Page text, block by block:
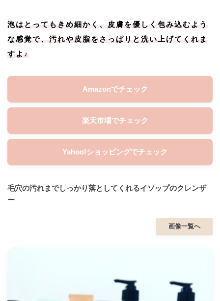
泡はとってもきめ細かく、皮膚を優しく包み込むよう
な感覚で、汚れや皮脂をさっぱりと洗い上げてくれま
すよ♪
Amazonでチェック
楽天市場でチェック
Yahoo!ショッピングでチェック
毛穴の汚れまでしっかり落としてくれるイソップのクレンザ
ー
画像一覧へ